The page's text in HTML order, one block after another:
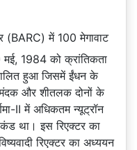
(BARC) में 100 मेगावाट
मई, 1984 को क्रांतिकता
हुआ जिसमें ईंधन के
और शीतलक दोनों के
II में अधिकतम न्यूट्रॉन
था। इस रिएक्टर का
रिएक्टर का अध्ययन